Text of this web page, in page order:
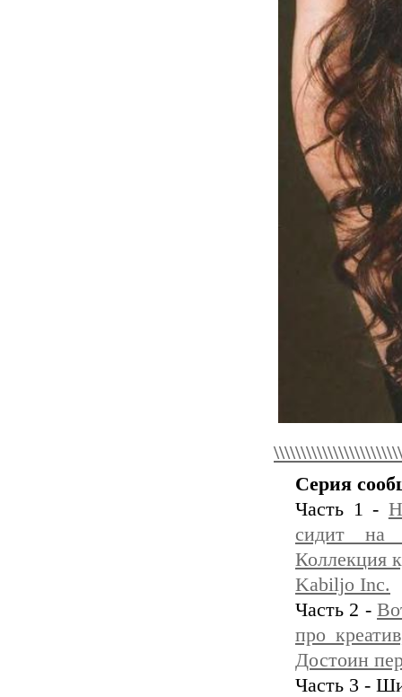
Серия
Часть 1 -
сидит на
Коллекция
Kabiljo Inc.
Часть 2 -
про
Достоин
Часть 3 -